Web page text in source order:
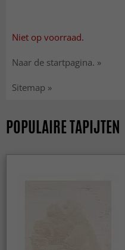
Niet op voorraad.
Naar de startpagina. »
Sitemap »
POPULAIRE TAPIJTEN